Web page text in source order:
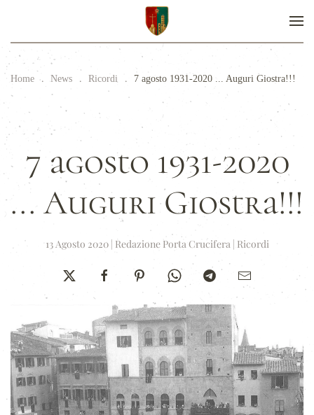
Home News Ricordi 7 agosto 1931-2020 ... Auguri Giostra!!!
7 agosto 1931-2020
... Auguri Giostra!!!
13 Agosto 2020| Redazione Porta Crucifera| Ricordi